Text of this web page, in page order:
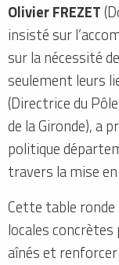
Olivier FREZET
insisté sur
sur la nécessité
seulement leurs
(Directrice du
de la Gironde), a
politique
travers la mise en
Cette table ronde
locales
aînés et renforcer